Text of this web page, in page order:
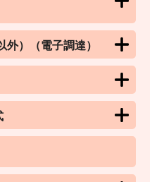
外）（電子調達）